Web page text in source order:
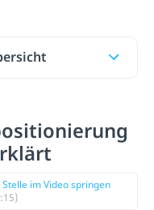
Stelle im Video springen